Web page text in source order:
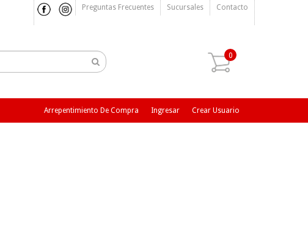
Preguntas Frecuentes Sucursales Contacto
0
Crear Usuario
Ingresar
Arrepentimiento De Compra